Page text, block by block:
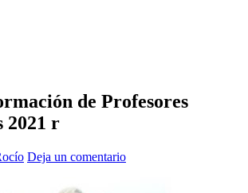
de Profesores
2021 r
Deja un comentario